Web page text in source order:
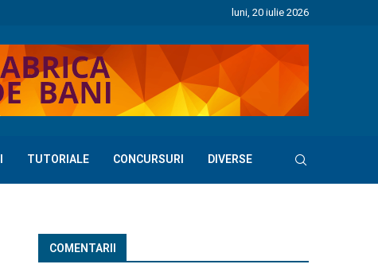
luni, 20 iulie 2026
TUTORIALE CONCURSURI DIVERSE
COMENTARII